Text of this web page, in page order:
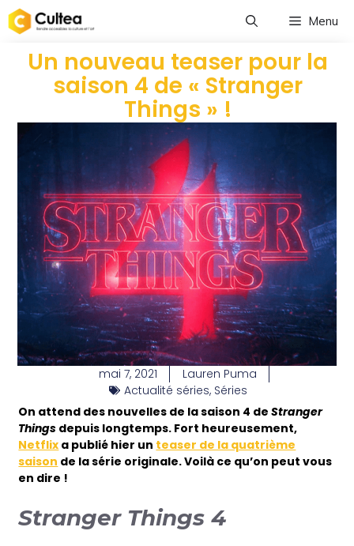
Menu
Un nouveau teaser pour la
saison 4 de « Stranger
Things » !
mai 7, 2021
Lauren Puma
Actualité séries, Séries
On attend des nouvelles de la saison 4 deStranger
Things depuis longtemps. Fort heureusement,
Netflix a publié hier un teaser de la quatrième
saison de la série originale. Voilà ce qu’on peut vous
en dire !
Stranger Things 4